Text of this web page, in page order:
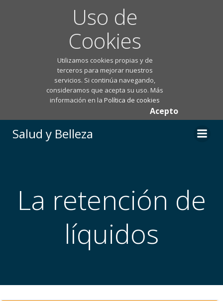
Uso de
Cookies
Utilizamos cookies propias y de
terceros para mejorar nuestros
servicios. Si continúa navegando,
consideramos que acepta su uso. Más
información en laPolítica de cookies
Acepto
Salud y Belleza
La retención de
líquidos